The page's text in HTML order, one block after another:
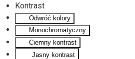
Kontrast
Odwróć kolory
Monochromatyczny
Ciemny kontrast
Jasny kontrast